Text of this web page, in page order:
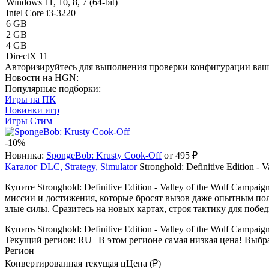
Windows 11, 10, 8, 7 (64-bit)
Intel Core i3-3220
6 GB
2 GB
4 GB
DirectX 11
Авторизируйтесь для выполнения проверки конфигурации
Новости на HGN:
Популярные подборки:
Игры на ПК
Новинки игр
Игры Стим
-10%
Новинка: SpongeBob: Krusty Cook-Offот 495 ₽
Каталог DLC, Strategy, Simulator Stronghold: Definitive Edition -
Купите Stronghold: Definitive Edition - Valley of the Wolf
миссии и достижения, которые бросят вызов даже опытным
злые силы. Сразитесь на новых картах, строя тактику для
Купить Stronghold: Definitive Edition - Valley of the Wolf
Текущий регион: RU | В этом регионе самая низкая цена!
Регион
Конвертированная текущая цЦена (₽)